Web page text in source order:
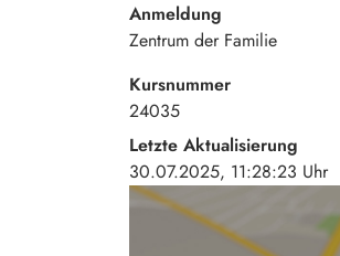
Anmeldung
Zentrum der Familie
Kursnummer
24035
Letzte Aktualisierung
30.07.2025, 11:28:23 Uhr